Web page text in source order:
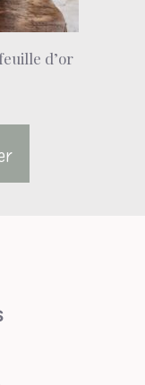
d’or